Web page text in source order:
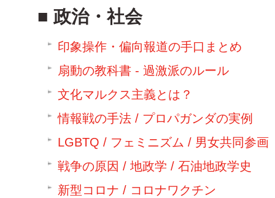
政治・社会
印象操作・偏向報道の手口まとめ
扇動の教科書 - 過激派のルール
文化マルクス主義とは？
情報戦の手法 / プロパガンダの実例
LGBTQ / フェミニズム / 男女共同参画
戦争の原因 / 地政学 / 石油地政学史
新型コロナ / コロナワクチン